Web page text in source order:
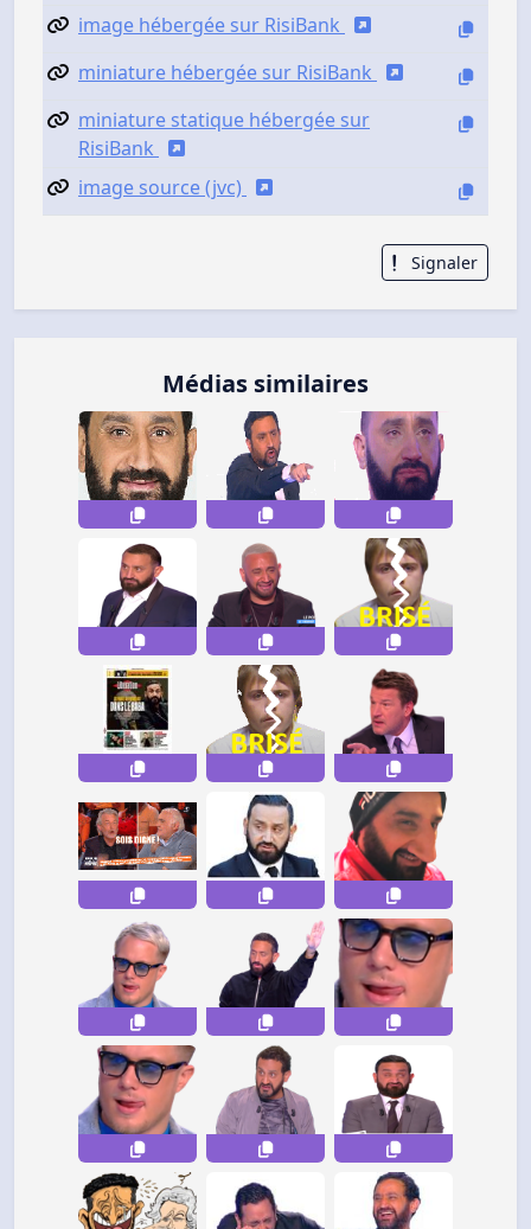
image hébergée sur RisiBank
miniature hébergée sur RisiBank
miniature statique hébergée sur
RisiBank
image source (jvc)
Signaler
Médias similaires